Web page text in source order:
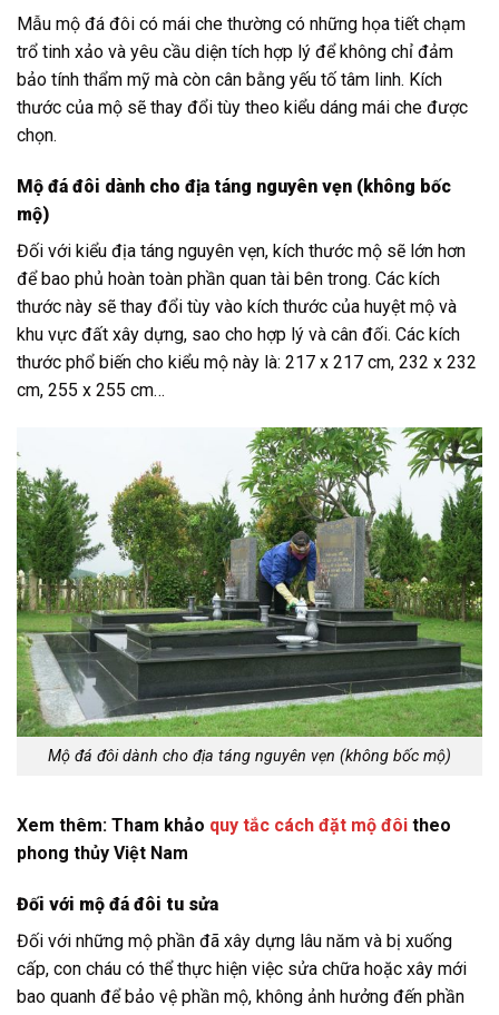
Mẫu mộ đá đôi có mái che thường có những họa tiết chạm
trổ tinh xảo và yêu cầu diện tích hợp lý để không chỉ đảm
bảo tính thẩm mỹ mà còn cân bằng yếu tố tâm linh. Kích
thước của mộ sẽ thay đổi tùy theo kiểu dáng mái che được
chọn.
Mộ đá đôi dành cho địa táng nguyên vẹn (không bốc
mộ)
Đối với kiểu địa táng nguyên vẹn, kích thước mộ sẽ lớn hơn
để bao phủ hoàn toàn phần quan tài bên trong. Các kích
thước này sẽ thay đổi tùy vào kích thước của huyệt mộ và
khu vực đất xây dựng, sao cho hợp lý và cân đối. Các kích
thước phổ biến cho kiểu mộ này là: 217 x 217 cm, 232 x 232
cm, 255 x 255 cm…
Mộ đá đôi dành cho địa táng nguyên vẹn (không bốc mộ)
Xem thêm: Tham khảo quy tắc cách đặt mộ đôi theo
phong thủy Việt Nam
Đối với mộ đá đôi tu sửa
Đối với những mộ phần đã xây dựng lâu năm và bị xuống
cấp, con cháu có thể thực hiện việc sửa chữa hoặc xây mới
bao quanh để bảo vệ phần mộ, không ảnh hưởng đến phần